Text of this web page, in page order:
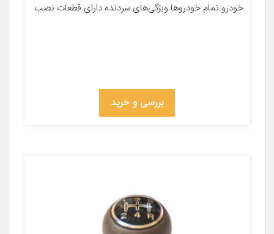
خودرو تمام خودروها ویژگی‌های سردنده دارای قطعات نصب
بررسی و خرید